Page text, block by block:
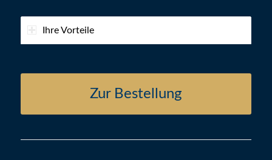
Ihre Vorteile
Zur Bestellung